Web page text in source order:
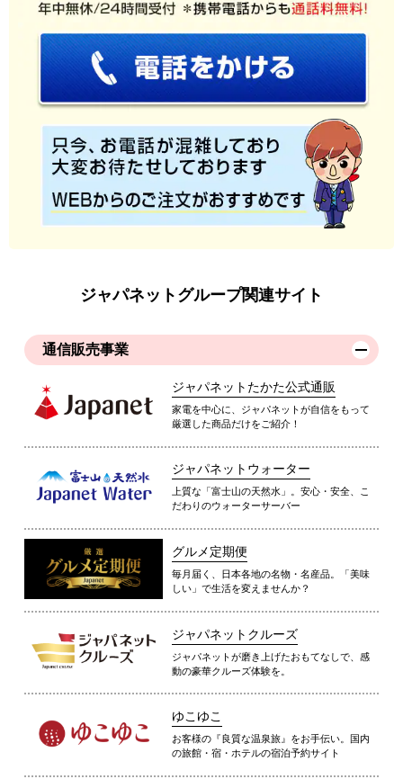
ジャパネットグループ関連サイト
通信販売事業
ジャパネットたかた公式通販
家電を中心に、ジャパネットが自信をもって
厳選した商品だけをご紹介！
ジャパネットウォーター
上質な「富士山の天然水」。安心・安全、こ
だわりのウォーターサーバー
グルメ定期便
毎月届く、日本各地の名物・名産品。「美味
しい」で生活を変えませんか？
ジャパネットクルーズ
ジャパネットが磨き上げたおもてなしで、感
動の豪華クルーズ体験を。
ゆこゆこ
お客様の『良質な温泉旅』をお手伝い。国内
の旅館・宿・ホテルの宿泊予約サイト